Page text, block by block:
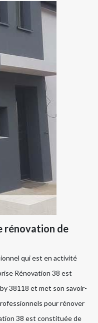
rénovation de
qui est en activité
Rénovation 38 est
38118 et met son savoir-
pour rénover
38 est constituée de